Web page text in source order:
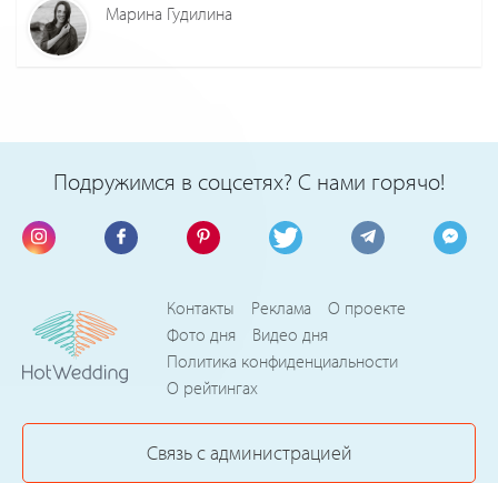
Марина Гудилина
Подружимся в соцсетях? С нами горячо!
Контакты Реклама
О проекте
Фото дня
Видео дня
Политика конфиденциальности
О рейтингах
Связь с администрацией